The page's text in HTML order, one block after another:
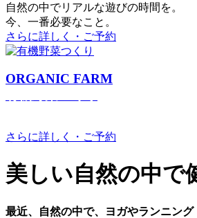
⾃然の中でリアルな遊びの時間を。
今、⼀番必要なこと。
さらに詳しく・ご予約
ORGANIC FARM
さらに詳しく・ご予約
美しい⾃然の中で
最近、⾃然の中で、ヨガやランニン